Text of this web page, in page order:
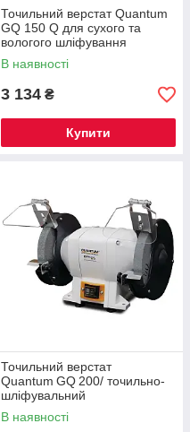
Точильний верстат Quantum
GQ 150 Q для сухого та
вологого шліфування
В наявності
3 134 ₴
Купити
Точильний верстат
Quantum GQ 200/ точильно-
шліфувальний
В наявності